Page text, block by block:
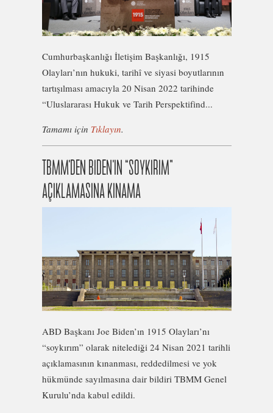
Cumhurbaşkanlığı İletişim Başkanlığı, 1915
Olayları’nın hukuki, tarihî ve siyasi boyutlarının
tartışılması amacıyla 20 Nisan 2022 tarihinde
“Uluslararası Hukuk ve Tarih Perspektifind...
Tamamı için Tıklayın.
TBMM’DEN BIDEN’IN “SOYKIRIM”
AÇIKLAMASINA KINAMA
ABD Başkanı Joe Biden’ın 1915 Olayları’nı
“soykırım” olarak nitelediği 24 Nisan 2021 tarihli
açıklamasının kınanması, reddedilmesi ve yok
hükmünde sayılmasına dair bildiri TBMM Genel
Kurulu’nda kabul edildi.